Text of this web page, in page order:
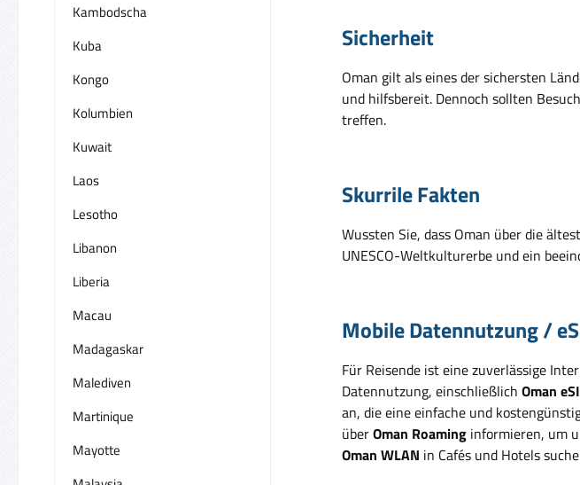
Kambodscha
Kuba
Kongo
Kolumbien
Kuwait
Laos
Lesotho
Libanon
Liberia
Macau
Madagaskar
Malediven
Martinique
Mayotte
Sicherheit
Oman gilt als eines der sichersten
und hilfsbereit. Dennoch sollten
treffen.
Skurrile Fakten
Wussten Sie, dass Oman über die
UNESCO-Weltkulturerbe und ein
Mobile Datennutzung /
Für Reisende ist eine zuverlässige
Datennutzung, einschließlich Oman
an, die eine einfache und
überOman Roaming informieren, um
Oman WLAN in Cafés und Hotels